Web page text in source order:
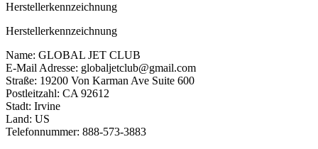
Herstellerkennzeichnung
Herstellerkennzeichnung
Name: GLOBAL JET CLUB
E-Mail Adresse: globaljetclub@gmail.com
Straße: 19200 Von Karman Ave Suite 600
Postleitzahl: CA 92612
Stadt: Irvine
Land: US
Telefonnummer: 888-573-3883